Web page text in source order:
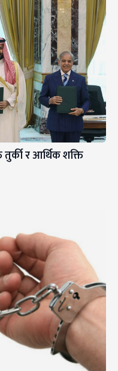
र आर्थिक शक्ति